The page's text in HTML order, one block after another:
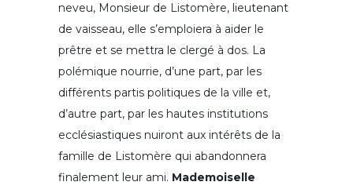
neveu, Monsieur de Listomère, lieutenant
de vaisseau, elle s’emploiera à aider le
prêtre et se mettra le clergé à dos. La
polémique nourrie, d’une part, par les
différents partis politiques de la ville et,
d’autre part, par les hautes institutions
ecclésiastiques nuiront aux intérêts de la
famille de Listomère qui abandonnera
finalement leur ami. Mademoiselle